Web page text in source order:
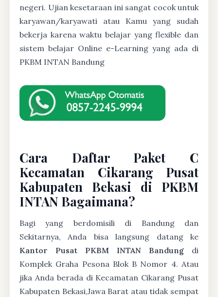
negeri. Ujian kesetaraan ini sangat cocok untuk
karyawan/karyawati atau Kamu yang sudah
bekerja karena waktu belajar yang flexible dan
sistem belajar Online e-Learning yang ada di
PKBM INTAN Bandung
Cara Daftar Paket C
Kecamatan Cikarang Pusat
Kabupaten Bekasi di PKBM
INTAN Bagaimana?
Bagi yang berdomisili di Bandung dan
Sekitarnya, Anda bisa langsung datang ke
Kantor Pusat PKBM INTAN Bandung di
Komplek Graha Pesona Blok B Nomor 4. Atau
jika Anda berada di Kecamatan Cikarang Pusat
Kabupaten Bekasi,Jawa Barat atau tidak sempat